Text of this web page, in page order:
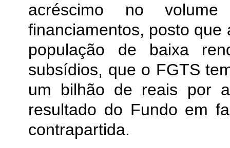
acréscimo no
financiamentos, posto
população de baixa
subsídios, que o FGTS
um bilhão de reais por
resultado do Fundo em
contrapartida.